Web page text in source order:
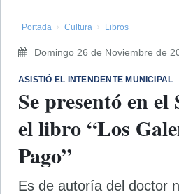
Portada Cultura Libros
Domingo 26 de Noviembre de
​ASISTIÓ EL INTENDENTE MUNICIPAL
Se presentó en
el libro “Los
Pago”
Es de autoría del doctor